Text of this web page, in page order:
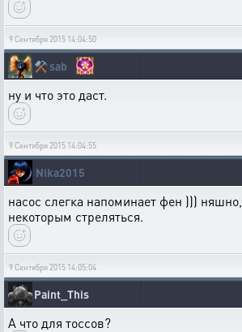
9 Сентября 2015 14:04:50
⚒️sab
ну и что это даст.
9 Сентября 2015 14:04:55
Nika2015
насос слегка напоминает фен )))
некоторым стреляться.
9 Сентября 2015 14:05:04
Paint_This
А что для тоссов?